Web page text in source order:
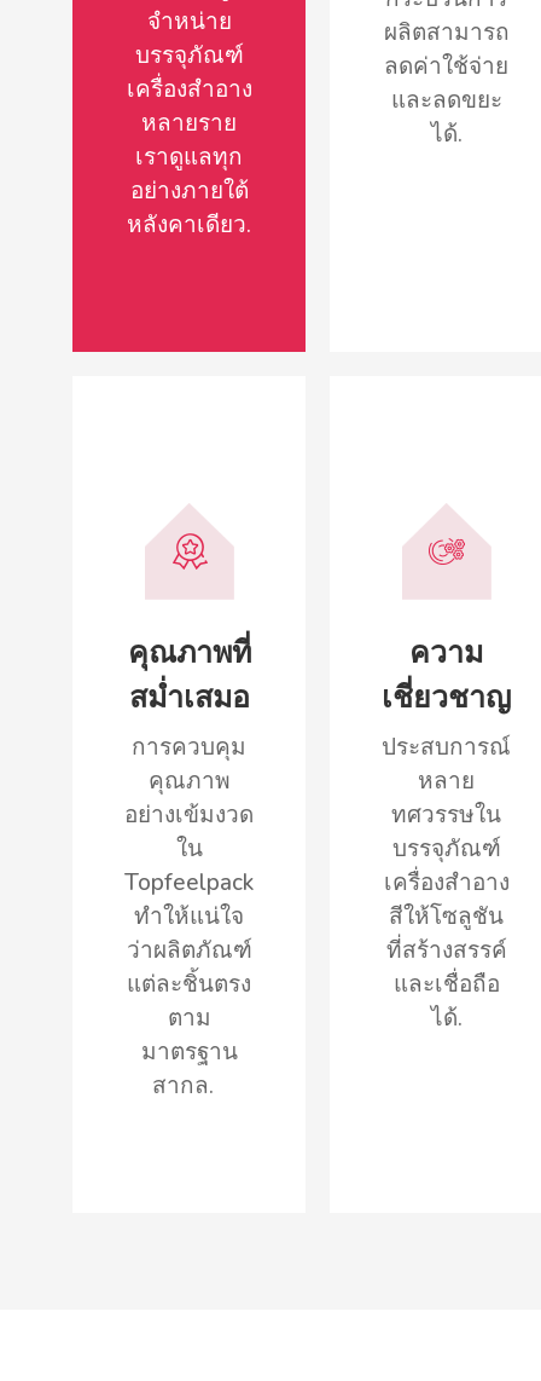
จำหน่าย
บรรจุภัณฑ์
เครื่องสำอาง
หลายราย
เราดูแลทุก
อย่างภายใต้
หลังคาเดียว.
ผลิตสามารถ
ลดค่าใช้จ่าย
และลดขยะ
ได้.
คุณภาพที่
สม่ำเสมอ
การควบคุม
คุณภาพ
อย่างเข้มงวด
ใน
Topfeelpack
ทำให้แน่ใจ
ว่าผลิตภัณฑ์
แต่ละชิ้นตรง
ตาม
มาตรฐาน
สากล.
ความ
เชี่ยวชาญ
ประสบการณ์
หลาย
ทศวรรษใน
บรรจุภัณฑ์
เครื่องสำอาง
สีให้โซลูชัน
ที่สร้างสรรค์
และเชื่อถือ
ได้.